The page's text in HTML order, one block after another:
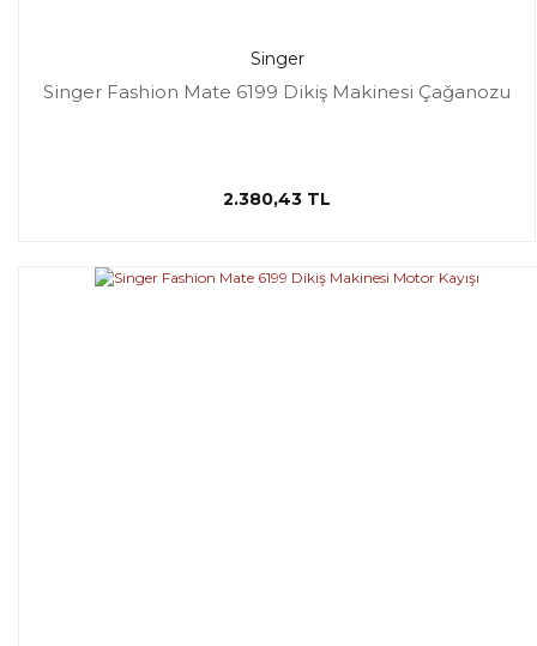
Singer
Singer Fashion Mate 6199 Dikiş Makinesi Çağanozu
2.380,43 TL